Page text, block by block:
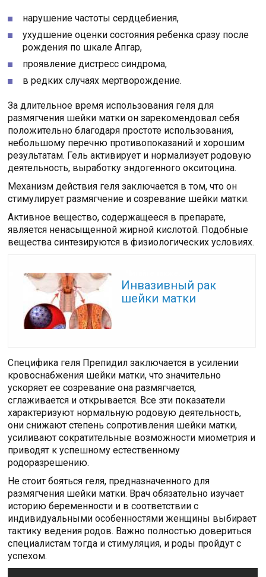
нарушение частоты сердцебиения,
ухудшение оценки состояния ребенка сразу после
рождения по шкале Апгар,
проявление дистресс синдрома,
в редких случаях мертворождение.
За длительное время использования геля для
размягчения шейки матки он зарекомендовал себя
положительно благодаря простоте использования,
небольшому перечню противопоказаний и хорошим
результатам. Гель активирует и нормализует родовую
деятельность, выработку эндогенного окситоцина.
Механизм действия геля заключается в том, что он
стимулирует размягчение и созревание шейки матки.
Активное вещество, содержащееся в препарате,
является ненасыщенной жирной кислотой. Подобные
вещества синтезируются в физиологических условиях.
Инвазивный рак
шейки матки
Специфика геля Препидил заключается в усилении
кровоснабжения шейки матки, что значительно
ускоряет ее созревание она размягчается,
сглаживается и открывается. Все эти показатели
характеризуют нормальную родовую деятельность,
они снижают степень сопротивления шейки матки,
усиливают сократительные возможности миометрия и
приводят к успешному естественному
родоразрешению.
Не стоит бояться геля, предназначенного для
размягчения шейки матки. Врач обязательно изучает
историю беременности и в соответствии с
индивидуальными особенностями женщины выбирает
тактику ведения родов. Важно полностью довериться
специалистам тогда и стимуляция, и роды пройдут с
успехом.